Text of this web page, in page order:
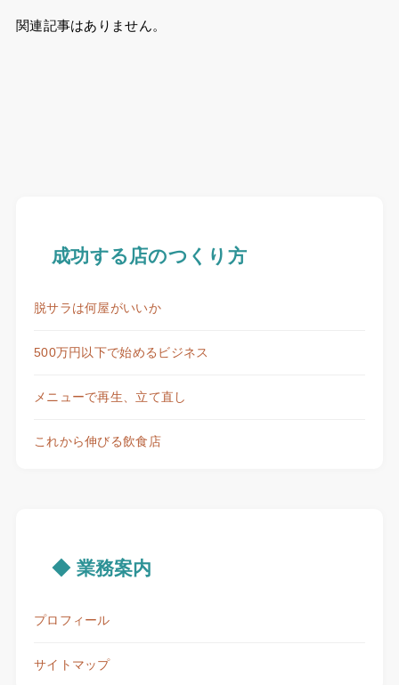
関連記事はありません。
成功する店のつくり方
脱サラは何屋がいいか
500万円以下で始めるビジネス
メニューで再生、立て直し
これから伸びる飲食店
◆ 業務案内
プロフィール
サイトマップ